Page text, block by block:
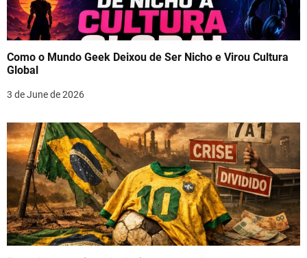
Como o Mundo Geek Deixou de Ser Nicho e Virou Cultura
Global
3 de June de 2026